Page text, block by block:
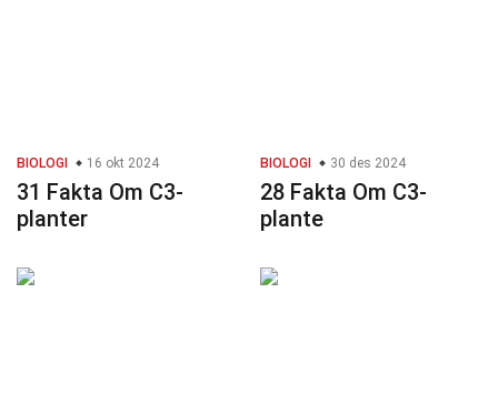
BIOLOGI 16 okt 2024
31 Fakta Om C3-
planter
BIOLOGI 30 des 2024
28 Fakta Om C3-
plante